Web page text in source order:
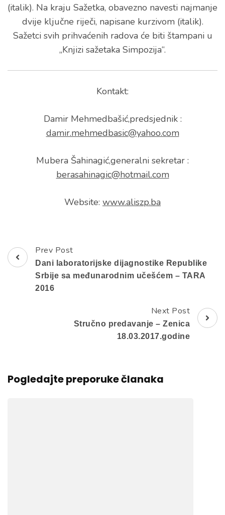
(italik). Na kraju Sažetka, obavezno navesti najmanje
dvije ključne riječi, napisane kurzivom (italik).
Sažetci svih prihvaćenih radova će biti štampani u
„Knjizi sažetaka Simpozija“.
Kontakt:
Damir Mehmedbašić,predsjednik :
damir.mehmedbasic@yahoo.com
Mubera Šahinagić,generalni sekretar :
berasahinagic@hotmail.com
Website: www.aliszp.ba
Post
Navigation
Prev Post
Dani laboratorijske dijagnostike Republike
Srbije sa međunarodnim učešćem – TARA
2016
Next Post
Stručno predavanje – Zenica
18.03.2017.godine
Pogledajte preporuke članaka